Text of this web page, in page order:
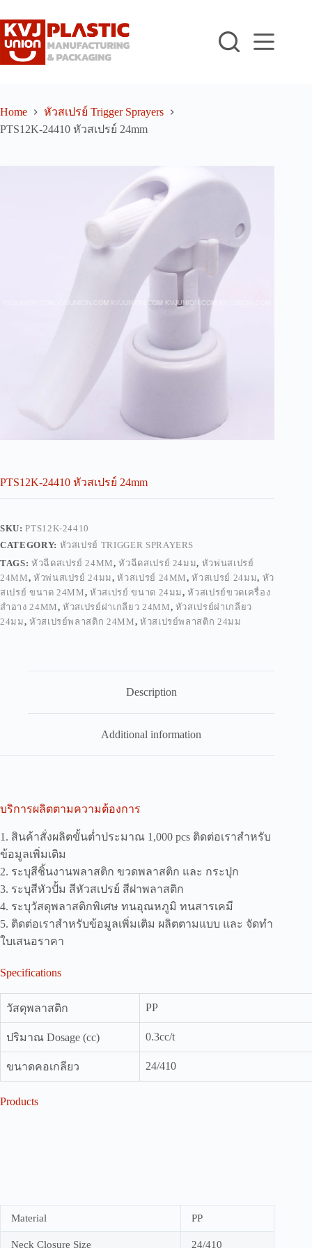
to
content
Home
หัวสเปรย์ Trigger Sprayers
PTS12K-24410 หัวสเปรย์ 24mm
PTS12K-24410 หัวสเปรย์ 24mm
SKU:PTS12K-24410
CATEGORY: หัวสเปรย์ TRIGGER SPRAYERS
TAGS: หัวฉีดสเปรย์ 24MM,หัวฉีดสเปรย์ 24มม, หัวพ่นสเปรย์
24MM, หัวพ่นสเปรย์ 24มม,หัวสเปรย์ 24MM,หัวสเปรย์ 24มม, หัว
สเปรย์ ขนาด 24MM,หัวสเปรย์ ขนาด 24มม,หัวสเปรย์ขวดเครื่อง
สำอาง 24MM,หัวสเปรย์ฝาเกลียว 24MM, หัวสเปรย์ฝาเกลียว
24มม, หัวสเปรย์พลาสติก 24MM, หัวสเปรย์พลาสติก 24มม
Description
Additional information
บริการผลิตตามความต้องการ
1. สินค้าสั่งผลิตขั้นต่ำประมาณ 1,000 pcs ติดต่อเราสำหรับ
ข้อมูลเพิ่มเติม
2. ระบุสีชิ้นงานพลาสติก ขวดพลาสติก และ กระปุก
3. ระบุสีหัวปั้ม สีหัวสเปรย์ สีฝาพลาสติก
4. ระบุวัสดุพลาสติกพิเศษ ทนอุณหภูมิ ทนสารเคมี
5. ติดต่อเราสำหรับข้อมูลเพิ่มเติม ผลิตตามแบบ และ จัดทำ
ใบเสนอราคา
Specifications
วัสดุพลาสติก PP
ปริมาณ Dosage (cc) 0.3cc/t
ขนาดคอเกลียว 24/410
Products
Material PP
Neck Closure Size 24/410